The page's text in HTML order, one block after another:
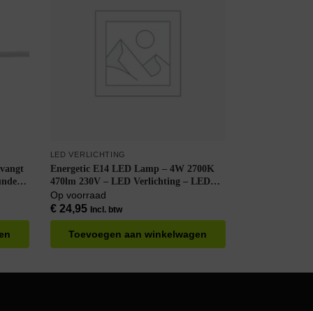
–
LED VERLICHTING
Energetic E14 LED Lamp – 4W 2700K
470lm 230V – LED Verlichting – LED
Buislamp T25 – Warm Wit – Per doos à
6 stuks
Op voorraad
€24,95 Incl. btw
Toevoegen aan winkelwagen